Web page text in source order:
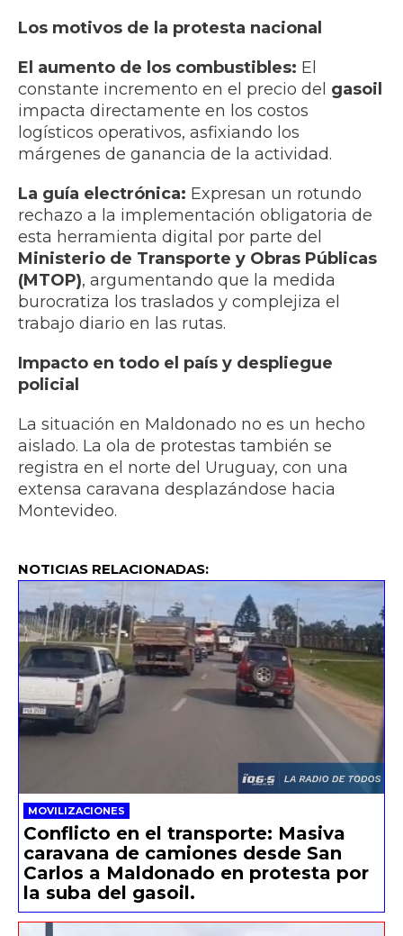
Los motivos de la protesta nacional
El aumento de los combustibles: El
constante incremento en el precio del gasoil
impacta directamente en los costos
logísticos operativos, asfixiando los
márgenes de ganancia de la actividad.
La guía electrónica: Expresan un rotundo
rechazo a la implementación obligatoria de
esta herramienta digital por parte del
Ministerio de Transporte y Obras Públicas
(MTOP), argumentando que la medida
burocratiza los traslados y complejiza el
trabajo diario en las rutas.
Impacto en todo el país y despliegue
policial
La situación en Maldonado no es un hecho
aislado. La ola de protestas también se
registra en el norte del Uruguay, con una
extensa caravana desplazándose hacia
Montevideo.
NOTICIAS RELACIONADAS:
MOVILIZACIONES
Conflicto en el transporte: Masiva
caravana de camiones desde San
Carlos a Maldonado en protesta por
la suba del gasoil.